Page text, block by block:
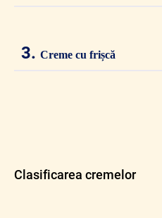
3. Creme cu frișcă
Clasificarea cremelor